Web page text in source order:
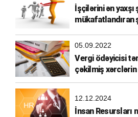
İşçilərini ən yaxşı
mükafatlandıran
05.09.2022
Vergi ödəyicisi
çəkilmiş xərclərin
xərclərə aid
12.12.2024
İnsan Resursları